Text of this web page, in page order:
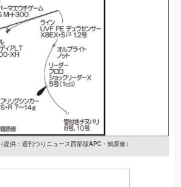
（提供：週刊つりニュース西部版APC・鶴原修）